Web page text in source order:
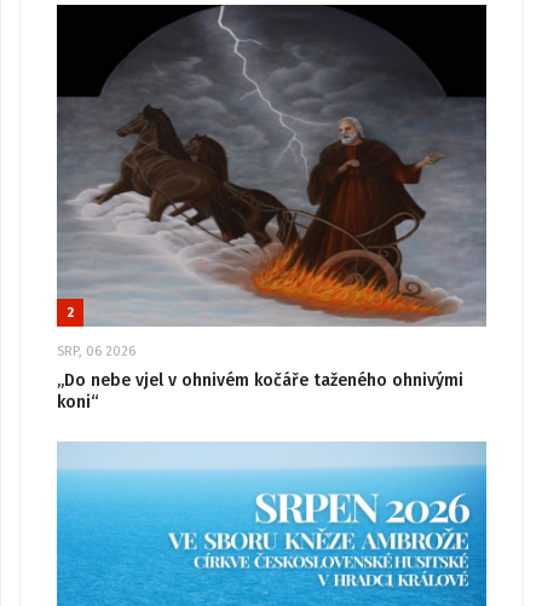
2
SRP, 06 2026
„Do nebe vjel v ohnivém kočáře taženého ohnivými
koni“